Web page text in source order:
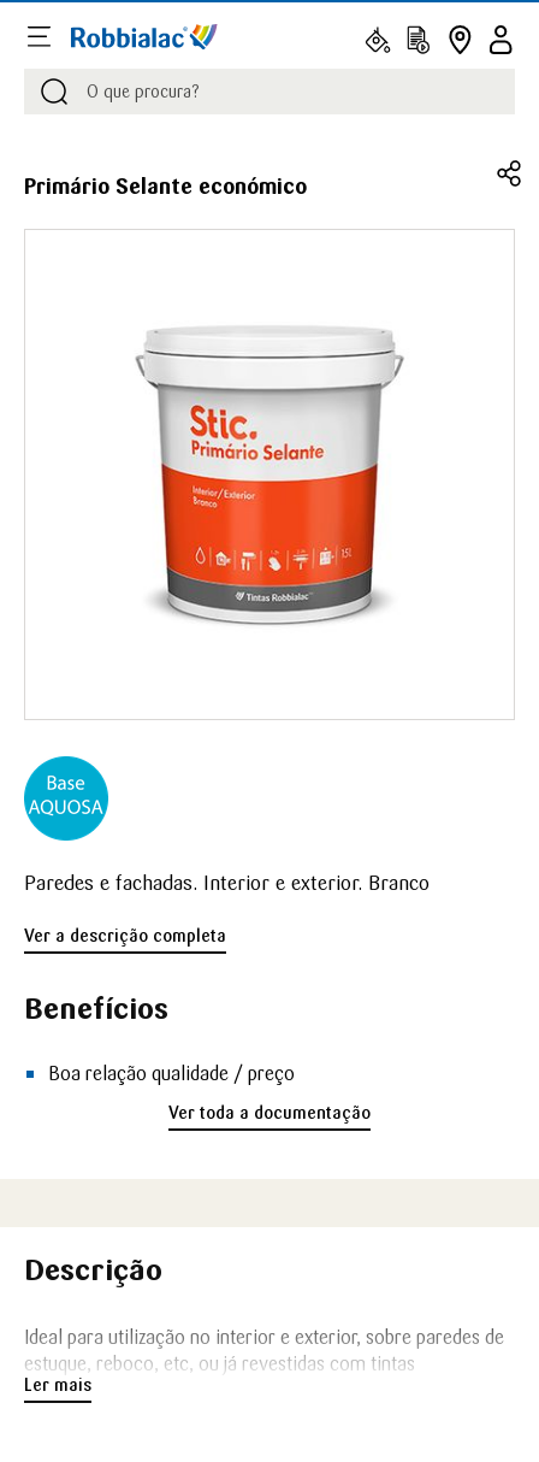
Procurar
Procurar
Primário Selante económico
Paredes e fachadas. Interior e exterior. Branco
Ver a descrição completa
Benefícios
Boa relação qualidade / preço
Ver toda a documentação
Descrição
Ideal para utilização no interior e exterior, sobre paredes de
estuque, reboco, etc, ou já revestidas com tintas
convencionais antigas.
Ler mais